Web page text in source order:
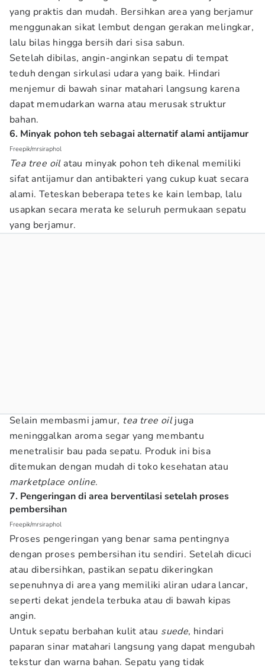
yang praktis dan mudah. Bersihkan area yang berjamur
menggunakan sikat lembut dengan gerakan melingkar,
lalu bilas hingga bersih dari sisa sabun.
Setelah dibilas, angin-anginkan sepatu di tempat
teduh dengan sirkulasi udara yang baik. Hindari
menjemur di bawah sinar matahari langsung karena
dapat memudarkan warna atau merusak struktur
bahan.
6. Minyak pohon teh sebagai alternatif alami antijamur
Freepik/mrsiraphol
Tea tree oilatau minyak pohon teh dikenal memiliki
sifat antijamur dan antibakteri yang cukup kuat secara
alami. Teteskan beberapa tetes ke kain lembap, lalu
usapkan secara merata ke seluruh permukaan sepatu
yang berjamur.
Selain membasmi jamur, tea tree oiljuga
meninggalkan aroma segar yang membantu
menetralisir bau pada sepatu. Produk ini bisa
ditemukan dengan mudah di toko kesehatan atau
marketplace online.
7. Pengeringan di area berventilasi setelah proses
pembersihan
Freepik/mrsiraphol
Proses pengeringan yang benar sama pentingnya
dengan proses pembersihan itu sendiri. Setelah dicuci
atau dibersihkan, pastikan sepatu dikeringkan
sepenuhnya di area yang memiliki aliran udara lancar,
seperti dekat jendela terbuka atau di bawah kipas
angin.
Untuk sepatu berbahan kulit atau suede, hindari
paparan sinar matahari langsung yang dapat mengubah
tekstur dan warna bahan. Sepatu yang tidak